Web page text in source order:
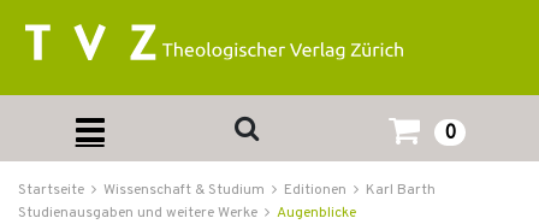
0
Startseite Wissenschaft & Studium Editionen
Karl Barth
Studienausgaben und weitere Werke
Augenblicke